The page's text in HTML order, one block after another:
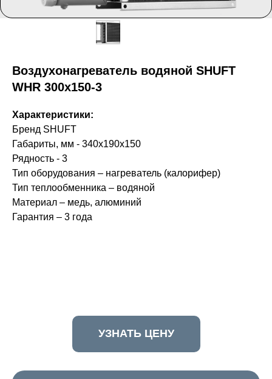
Воздухонагреватель водяной SHUFT
WHR 300x150-3
Характеристики:
Бренд SHUFT
Габариты, мм - 340x190x150
Рядность - 3
Тип оборудования – нагреватель (калорифер)
Тип теплообменника – водяной
Материал – медь, алюминий
Гарантия – 3 года
УЗНАТЬ ЦЕНУ